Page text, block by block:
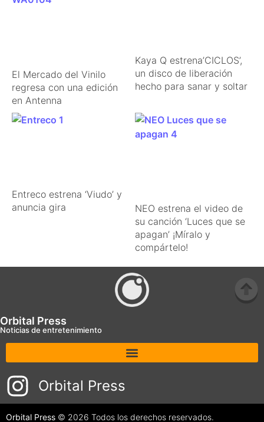
El Mercado del Vinilo
regresa con una edición
en Antenna
Kaya Q estrena’CICLOS’,
un disco de liberación
hecho para sanar y soltar
Entreco estrena ‘Viudo’ y
anuncia gira
NEO estrena el video de
su canción ‘Luces que se
apagan’ ¡Míralo y
compártelo!
Orbital Press
Noticias de entretenimiento
Orbital Press
Orbital Press © 2026 Todos los derechos reservados.